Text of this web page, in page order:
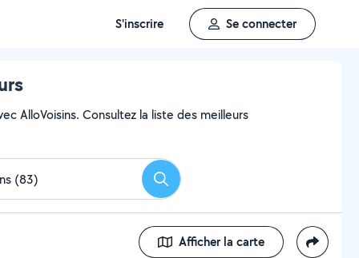
S'inscrire Se connecter
AlloVoisins. Consultez la liste des meilleurs
Rechercher
Afficher la carte